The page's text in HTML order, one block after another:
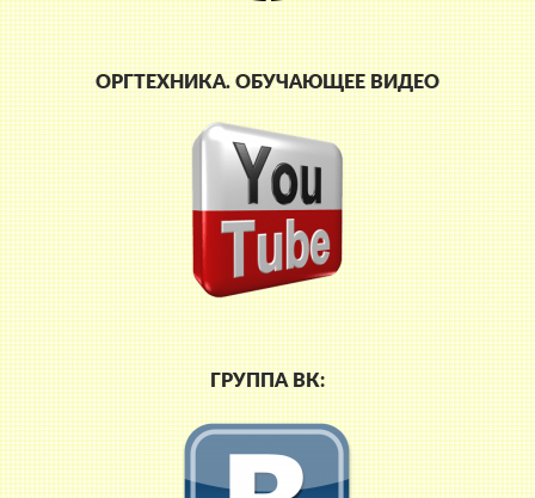
ОРГТЕХНИКА. ОБУЧАЮЩЕЕ ВИДЕО
ГРУППА ВК: